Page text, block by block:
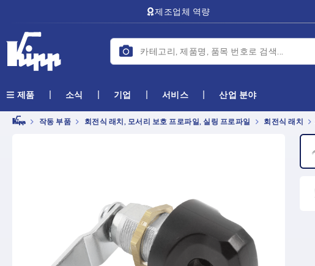
제조업체 역량
제품 소식 기업 서비스 산업 분야
작동 부품 회전식 래치, 모서리 보호 프로파일, 실링 프로파일 회전식 래치